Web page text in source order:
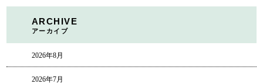
ARCHIVE
アーカイブ
2026年8月
2026年7月